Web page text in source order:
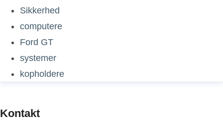
Sikkerhed
computere
Ford GT
systemer
kopholdere
Kontakt